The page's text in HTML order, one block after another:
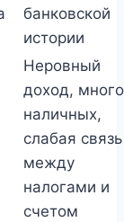
банковской
истории
Неровный
доход, много
наличных,
слабая связь
между
налогами и
счетом